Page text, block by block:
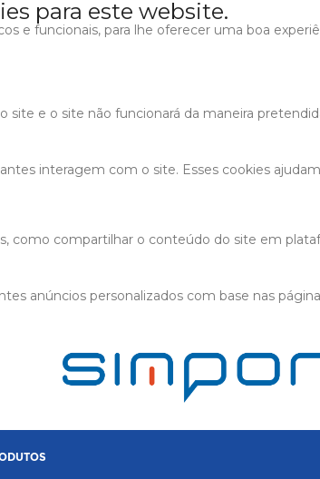
para este website.
e funcionais, para lhe oferecer uma boa
site e o site não funcionará da maneira
interagem com o site. Esses cookies
como compartilhar o conteúdo do site em
anúncios personalizados com base nas